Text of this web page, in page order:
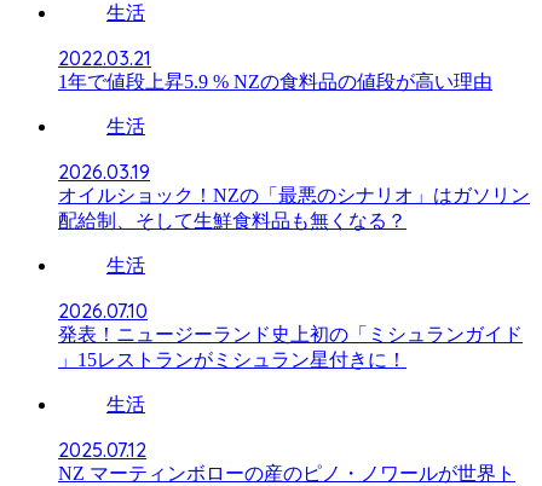
生活
2022.03.21
1年で値段上昇5.9 % NZの食料品の値段が高い理由
生活
2026.03.19
オイルショック！NZの「最悪のシナリオ」はガソリン
配給制、そして生鮮食料品も無くなる？
生活
2026.07.10
発表！ニュージーランド史上初の「ミシュランガイド
」15レストランがミシュラン星付きに！
生活
2025.07.12
NZ マーティンボローの産のピノ・ノワールが世界ト